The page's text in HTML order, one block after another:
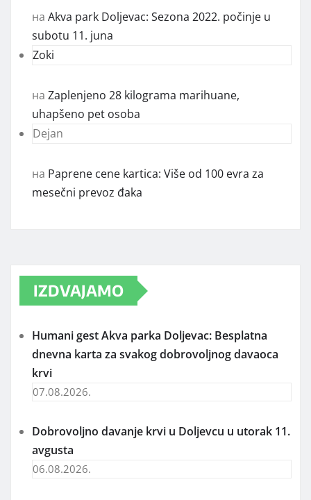
на Akva park Doljevac: Sezona 2022. počinje u
subotu 11. juna
Zoki
на Zaplenjeno 28 kilograma marihuane,
uhapšeno pet osoba
Dejan
на Paprene cene kartica: Više od 100 evra za
mesečni prevoz đaka
IZDVAJAMO
Humani gest Akva parka Doljevac: Besplatna
dnevna karta za svakog dobrovoljnog davaoca
krvi
07.08.2026.
Dobrovoljno davanje krvi u Doljevcu u utorak 11.
avgusta
06.08.2026.